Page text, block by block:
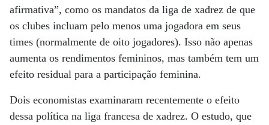
afirmativa”, como os mandatos da liga de xadrez de que
os clubes incluam pelo menos uma jogadora em seus
times (normalmente de oito jogadores). Isso não apenas
aumenta os rendimentos femininos, mas também tem um
efeito residual para a participação feminina.
Dois economistas examinaram recentemente o efeito
dessa política na liga francesa de xadrez. O estudo, que